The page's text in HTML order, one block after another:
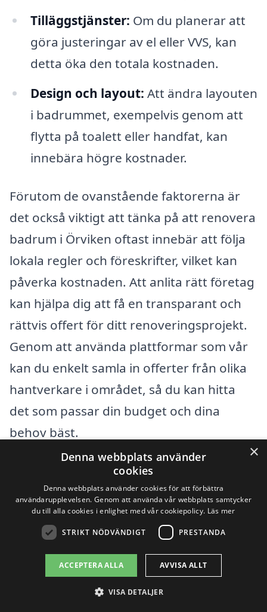
Tilläggstjänster: Om du planerar att
göra justeringar av el eller VVS, kan
detta öka den totala kostnaden.
Design och layout: Att ändra layouten
i badrummet, exempelvis genom att
flytta på toalett eller handfat, kan
innebära högre kostnader.
Förutom de ovanstående faktorerna är
det också viktigt att tänka på att renovera
badrum i Örviken oftast innebär att följa
lokala regler och föreskrifter, vilket kan
påverka kostnaden. Att anlita rätt företag
kan hjälpa dig att få en transparant och
rättvis offert för ditt renoveringsprojekt.
Genom att använda plattformar som vår
kan du enkelt samla in offerter från olika
hantverkare i området, så du kan hitta
det som passar din budget och dina
behov bäst.
Få 3 erbjudanden, gratis och utan
förpliktelser
Sök efter en
professionell för
×
Denna webbplats använder
cookies
Denna webbplats använder cookies för att förbättra
användarupplevelsen. Genom att använda vår webbplats samtycker
du till alla cookies i enlighet med vår cookiepolicy. Läs mer
STRIKT NÖDVÄNDIGT PRESTANDA
ACCEPTERA ALLA AVVISA ALLT
VISA DETALJER